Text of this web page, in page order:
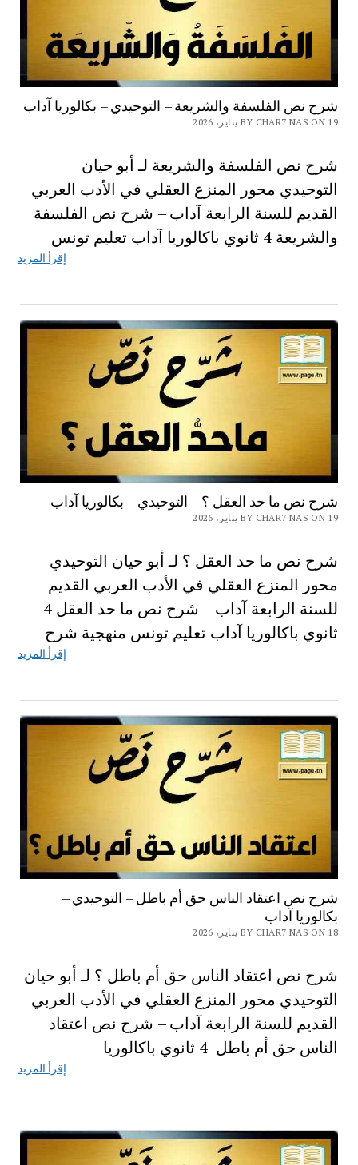
شرح نص الفلسفة والشريعة – التوحيدي – بكالوريا آداب
BY CHAR7 NAS ON 19 يناير، 2026
شرح نص الفلسفة والشريعة لـ أبو حيان
التوحيدي محور المنزع العقلي في الأدب العربي
القديم للسنة الرابعة آداب – شرح نص الفلسفة
والشريعة 4 ثانوي باكالوريا آداب تعليم تونس
إقرأ المزيد
شرح نص ما حد العقل ؟ – التوحيدي – بكالوريا آداب
BY CHAR7 NAS ON 19 يناير، 2026
شرح نص ما حد العقل ؟ لـ أبو حيان التوحيدي
محور المنزع العقلي في الأدب العربي القديم
للسنة الرابعة آداب – شرح نص ما حد العقل 4
ثانوي باكالوريا آداب تعليم تونس منهجية شرح
إقرأ المزيد
شرح نص اعتقاد الناس حق أم باطل – التوحيدي –
بكالوريا آداب
BY CHAR7 NAS ON 18 يناير، 2026
شرح نص اعتقاد الناس حق أم باطل ؟ لـ أبو حيان
التوحيدي محور المنزع العقلي في الأدب العربي
القديم للسنة الرابعة آداب – شرح نص اعتقاد
الناس حق أم باطل 4 ثانوي باكالوريا
إقرأ المزيد